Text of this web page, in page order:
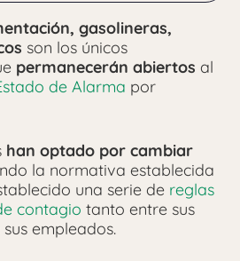
gasolineras,
son los únicos
permanecerán abiertos al
de Alarma por
han optado por cambiar
la normativa establecida
una serie de reglas
contagio tanto entre sus
empleados.